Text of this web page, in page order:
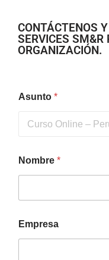
CONTÁCTENOS
SERVICES SM&R
ORGANIZACIÓN.
Asunto *
Nombre *
Empresa